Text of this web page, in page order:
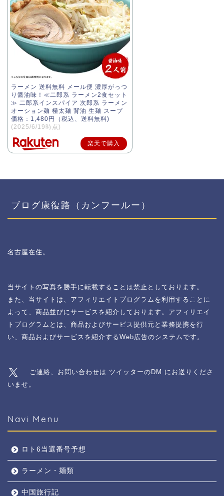
ラーメン 送料無料 メール便 濃厚がっつ
り醤油味！≪二郎系 ラーメン2食セット
≫ 二郎系インスパイア 次郎系 ラーメン
オーション麺 極太麺 背油 生麺 スープ
価格：1,480円（税込、送料無料)
(2025/6/19時点)
楽天で購入
ブログ康復路（カンフールー）
名古屋在住。
当サイトの写真を勝手に転載することは禁止としております。
また、当サイトは、アフィリエイトプログラムを利用することに
よって、商品並びにサービスを紹介しております。アフィリエイ
トプログラムとは、商品およびサービス提供元と業務提携を行
い、商品およびサービスを紹介するWeb広告のシステムです。
ご連絡、お問い合わせは ツイッターのDM にお送りくださ
いませ。
Navi Menu
ロト6当選番号予想
ラーメン・麺類
中国旅行記